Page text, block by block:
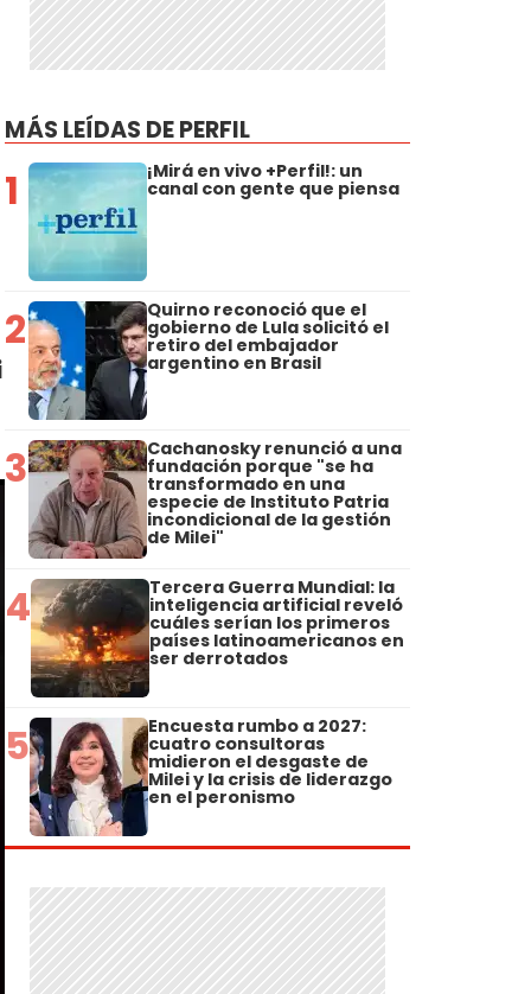
MÁS LEÍDAS DE PERFIL
1 ¡Mirá en vivo +Perfil!: un
canal con gente que piensa
2 Quirno reconoció que el
gobierno de Lula solicitó el
retiro del embajador
argentino en Brasil
3 Cachanosky renunció a una
fundación porque "se ha
transformado en una
especie de Instituto Patria
incondicional de la gestión
de Milei"
4 Tercera Guerra Mundial: la
inteligencia artificial reveló
cuáles serían los primeros
países latinoamericanos en
ser derrotados
5 Encuesta rumbo a 2027:
cuatro consultoras
midieron el desgaste de
Milei y la crisis de liderazgo
en el peronismo